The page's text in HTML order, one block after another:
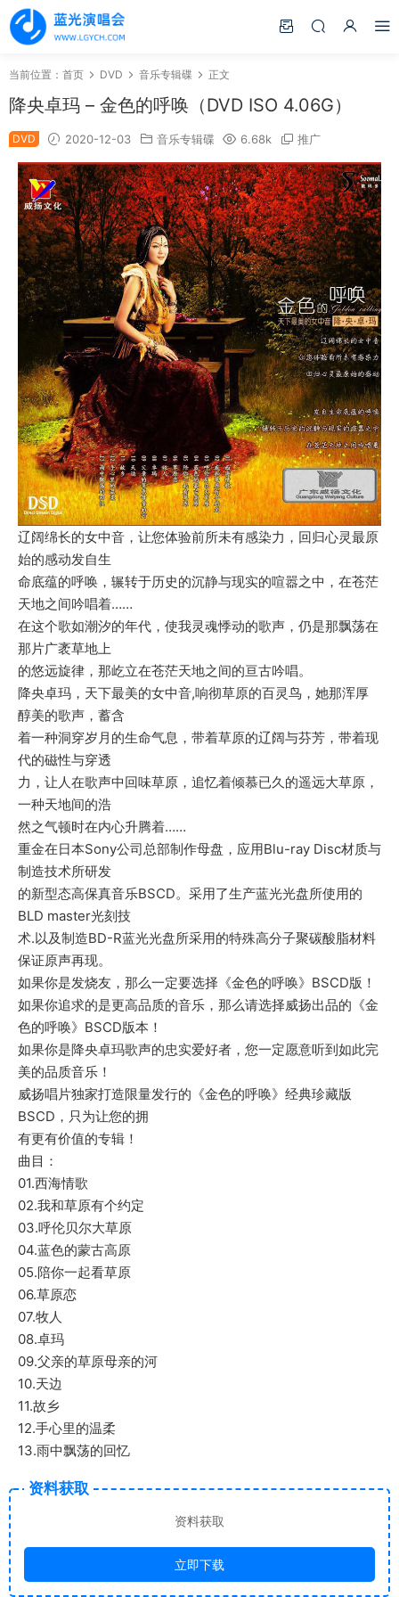
当前位置： 首页 DVD 音乐专辑碟 正文
降央卓玛 – 金色的呼唤（DVD ISO 4.06G）
DVD 2020-12-03 音乐专辑碟 6.68k 推广
辽阔绵长的女中音，让您体验前所未有感染力，回归心灵最原
始的感动发自生
命底蕴的呼唤，辗转于历史的沉静与现实的喧嚣之中，在苍茫
天地之间吟唱着……
在这个歌如潮汐的年代，使我灵魂悸动的歌声，仍是那飘荡在
那片广袤草地上
的悠远旋律，那屹立在苍茫天地之间的亘古吟唱。
降央卓玛，天下最美的女中音,响彻草原的百灵鸟，她那浑厚
醇美的歌声，蓄含
着一种洞穿岁月的生命气息，带着草原的辽阔与芬芳，带着现
代的磁性与穿透
力，让人在歌声中回味草原，追忆着倾慕已久的遥远大草原，
一种天地间的浩
然之气顿时在内心升腾着……
重金在日本Sony公司总部制作母盘，应用Blu-ray Disc材质与
制造技术所研发
的新型态高保真音乐BSCD。采用了生产蓝光光盘所使用的
BLD master光刻技
术.以及制造BD-R蓝光光盘所采用的特殊高分子聚碳酸脂材料
保证原声再现。
如果你是发烧友，那么一定要选择《金色的呼唤》BSCD版！
如果你追求的是更高品质的音乐，那么请选择威扬出品的《金
色的呼唤》BSCD版本！
如果你是降央卓玛歌声的忠实爱好者，您一定愿意听到如此完
美的品质音乐！
威扬唱片独家打造限量发行的《金色的呼唤》经典珍藏版
BSCD，只为让您的拥
有更有价值的专辑！
曲目：
01.西海情歌
02.我和草原有个约定
03.呼伦贝尔大草原
04.蓝色的蒙古高原
05.陪你一起看草原
06.草原恋
07.牧人
08.卓玛
09.父亲的草原母亲的河
10.天边
11.故乡
12.手心里的温柔
13.雨中飘荡的回忆
资料获取
资料获取
立即下载